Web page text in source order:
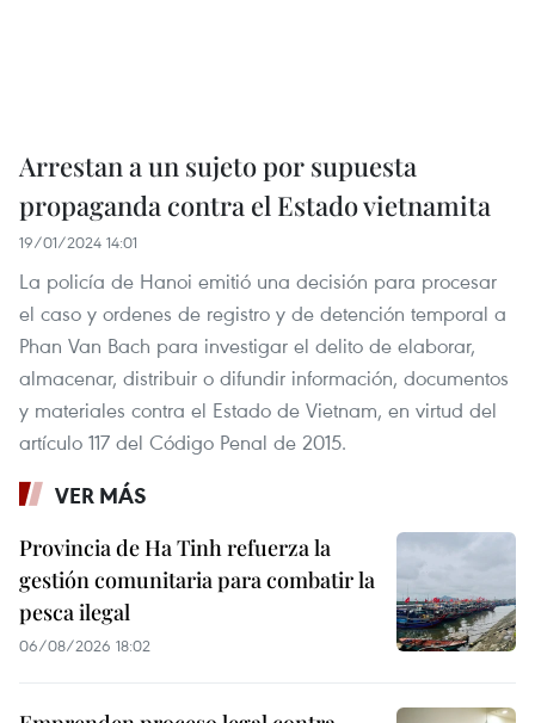
Arrestan a un sujeto por supuesta
propaganda contra el Estado vietnamita
19/01/2024 14:01
La policía de Hanoi emitió una decisión para procesar
el caso y ordenes de registro y de detención temporal a
Phan Van Bach para investigar el delito de elaborar,
almacenar, distribuir o difundir información, documentos
y materiales contra el Estado de Vietnam, en virtud del
artículo 117 del Código Penal de 2015.
VER MÁS
Provincia de Ha Tinh refuerza la
gestión comunitaria para combatir la
pesca ilegal
06/08/2026 18:02